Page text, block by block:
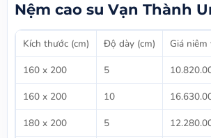
Nệm cao su Vạn Thành
Kích thước (cm) Độ dày (cm) Giá
160 x 200
5
160 x 200
10
180 x 200
5